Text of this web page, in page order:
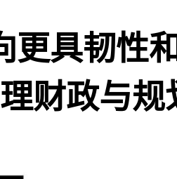
更具韧性
财政与